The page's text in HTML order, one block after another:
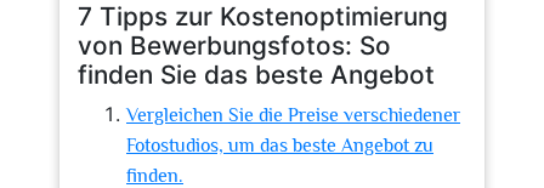
7 Tipps zur Kostenoptimierung
von Bewerbungsfotos: So
finden Sie das beste Angebot
Vergleichen Sie die Preise verschiedener
Fotostudios, um das beste Angebot zu
finden.